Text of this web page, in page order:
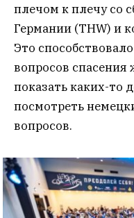
плечом к плечу со
Германии (THW) и
Это
вопросов спасения
показать каких-то
посмотреть
вопросов.